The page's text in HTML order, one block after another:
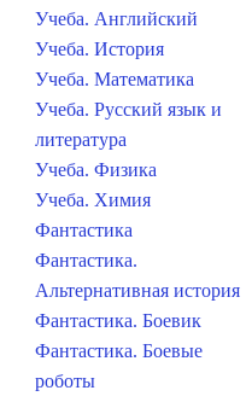
Учеба. Английский
Учеба. История
Учеба. Математика
Учеба. Русский язык и
литература
Учеба. Физика
Учеба. Химия
Фантастика
Фантастика.
Альтернативная история
Фантастика. Боевик
Фантастика. Боевые
роботы